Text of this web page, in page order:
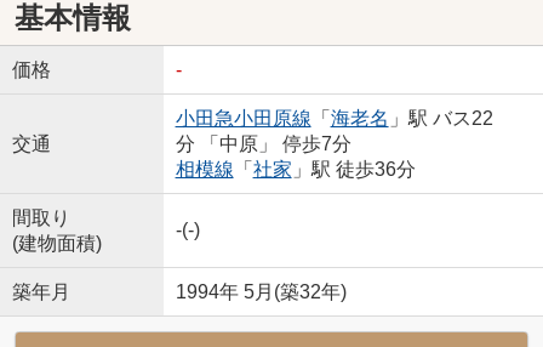
基本情報
価格 -
交通
小田急小田原線 「 海老名 」駅 バス22
分 「中原」 停歩7分
相模線 「 社家 」駅 徒歩36分
間取り
(建物面積)
-(-)
築年月 1994年 5月(築32年)